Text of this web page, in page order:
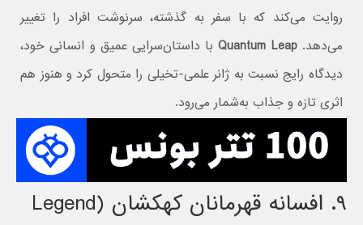
روایت می‌کند که با سفر به گذشته، سرنوشت افراد را تغییر
می‌دهد.Quantum Leapبا داستان‌سرایی عمیق و انسانی خود،
دیدگاه رایج نسبت به ژانر علمی-تخیلی را متحول کرد و هنوز هم
اثری تازه و جذاب به‌شمار می‌رود.
۹. افسانه قهرمانان کهکشان (Legend